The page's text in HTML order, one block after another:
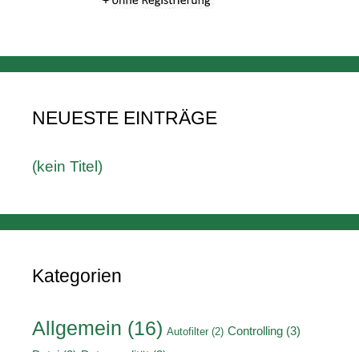
NEUESTE EINTRÄGE
(kein Titel)
Kategorien
Allgemein (16) Autofilter (2) Controlling (3)